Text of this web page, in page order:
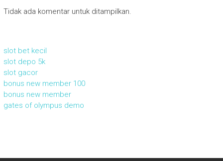
Tidak ada komentar untuk ditampilkan.
slot bet kecil
slot depo 5k
slot gacor
bonus new member 100
bonus new member
gates of olympus demo